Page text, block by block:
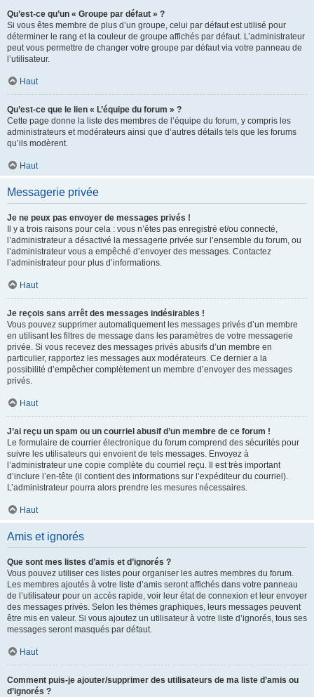
Qu’est-ce qu’un « Groupe par défaut » ?
Si vous êtes membre de plus d’un groupe, celui par défaut est utilisé pour
déterminer le rang et la couleur de groupe affichés par défaut. L’administrateur
peut vous permettre de changer votre groupe par défaut via votre panneau de
l’utilisateur.
Haut
Qu’est-ce que le lien « L’équipe du forum » ?
Cette page donne la liste des membres de l’équipe du forum, y compris les
administrateurs et modérateurs ainsi que d’autres détails tels que les forums
qu’ils modèrent.
Haut
Messagerie privée
Je ne peux pas envoyer de messages privés !
Il y a trois raisons pour cela : vous n’êtes pas enregistré et/ou connecté,
l’administrateur a désactivé la messagerie privée sur l’ensemble du forum, ou
l’administrateur vous a empêché d’envoyer des messages. Contactez
l’administrateur pour plus d’informations.
Haut
Je reçois sans arrêt des messages indésirables !
Vous pouvez supprimer automatiquement les messages privés d’un membre
en utilisant les filtres de message dans les paramètres de votre messagerie
privée. Si vous recevez des messages privés abusifs d’un membre en
particulier, rapportez les messages aux modérateurs. Ce dernier a la
possibilité d’empêcher complètement un membre d’envoyer des messages
privés.
Haut
J’ai reçu un spam ou un courriel abusif d’un membre de ce forum !
Le formulaire de courrier électronique du forum comprend des sécurités pour
suivre les utilisateurs qui envoient de tels messages. Envoyez à
l’administrateur une copie complète du courriel reçu. Il est très important
d’inclure l’en-tête (il contient des informations sur l’expéditeur du courriel).
L’administrateur pourra alors prendre les mesures nécessaires.
Haut
Amis et ignorés
Que sont mes listes d’amis et d’ignorés ?
Vous pouvez utiliser ces listes pour organiser les autres membres du forum.
Les membres ajoutés à votre liste d’amis seront affichés dans votre panneau
de l’utilisateur pour un accès rapide, voir leur état de connexion et leur envoyer
des messages privés. Selon les thèmes graphiques, leurs messages peuvent
être mis en valeur. Si vous ajoutez un utilisateur à votre liste d’ignorés, tous ses
messages seront masqués par défaut.
Haut
Comment puis-je ajouter/supprimer des utilisateurs de ma liste d’amis ou
d’ignorés ?